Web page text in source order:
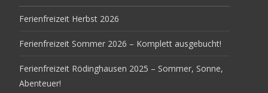
Ferienfreizeit Herbst 2026
Ferienfreizeit Sommer 2026 – Komplett ausgebucht!
Ferienfreizeit Rödinghausen 2025 – Sommer, Sonne,
Abenteuer!